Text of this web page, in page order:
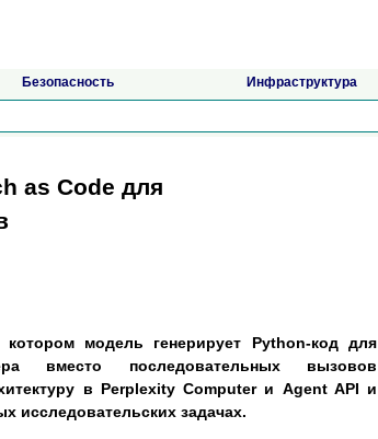
Безопасность Инфраструктура
as Code для
модель генерирует Python-код для
вместо последовательных вызовов
в Perplexity Computer и Agent API и
исследовательских задачах.